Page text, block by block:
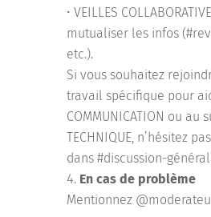
• VEILLES
mutualiser les infos
etc.).
Si vous souhaitez
travail spécifique pour
COMMUNICATION ou au
TECHNIQUE, n’hésitez
dans #discussion-
En cas de problème
Mentionnez